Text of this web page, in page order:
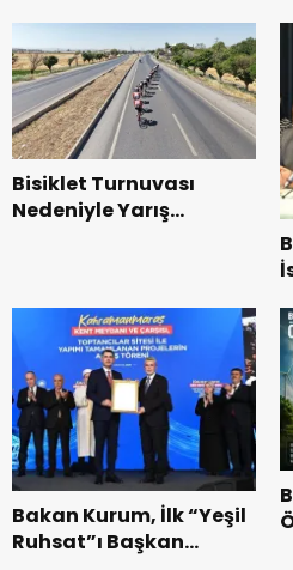
parkları ziyaret etti.
Bisiklet Turnuvası
Nedeniyle Yarış
Bakan Kurum, İlk “Yeşil
Ruhsat”ı Başkan